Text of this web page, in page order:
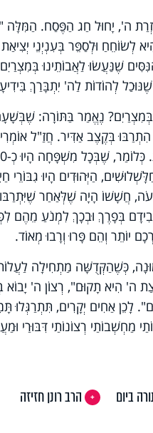
ה', יָחוּל חַג הַפֶּסַח.
לְשׂוֹחֵחַ וּלְסַפֵּר בְּעִנְיְנֵי
שֶׁנַּעֲשׂוּ לַאֲבוֹתֵינוּ
לְהוֹדוֹת לַה' יִתְבָּרַךְ
נֶאֱמַר בַּתּוֹרָה:
בְּקֶצֶב אַדִּיר. חֲזַ"ל
הַיְּהוּדִים הָיוּ
חֲשָׁשׁוֹ הָיָה שֶׁלְּאַחַר
בְּפָרֶךְ וּבְכָךְ לִמְנֹעַ מֵהֶם
יוֹתֵר וְהֵם פָּרוּ וְרָבוּ מְאוֹד.
כְּשֶׁהַקְּדֻשָּׁה מַתְחִילָה
ה' הִיא תָקוּם", רְצוֹן ה' יָבוֹא
לָכֵן אַחִים יְקָרִים, תִּתְרַגְּלוּ
מַחְשְׁבוֹתַי רְצוֹנוֹתַי דִּבּוּרַי
הרב רונן חזיזה